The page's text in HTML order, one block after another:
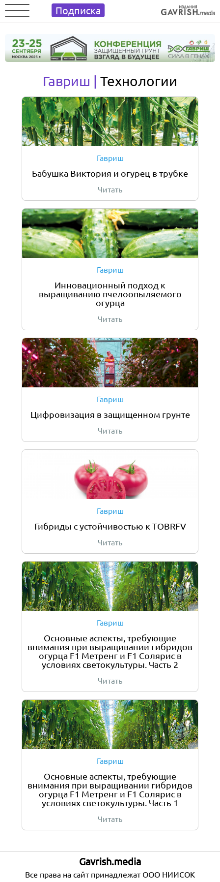
Подписка
Гавриш | Технологии
Гавриш
Бабушка Виктория и огурец в трубке
Читать
Гавриш
Инновационный подход к
выращиванию пчелоопыляемого
огурца
Читать
Гавриш
Цифровизация в защищенном грунте
Читать
Гавриш
Гибриды с уcтойчивостью к TOBRFV
Читать
Гавриш
Основные аспекты, требующие
внимания при выращивании гибридов
огурца F1 Метренг и F1 Солярис в
условиях светокультуры. Часть 2
Читать
Гавриш
Основные аспекты, требующие
внимания при выращивании гибридов
огурца F1 Метренг и F1 Солярис в
условиях светокультуры. Часть 1
Читать
Gavrish.media
Все права на сайт принадлежат ООО НИИСОК